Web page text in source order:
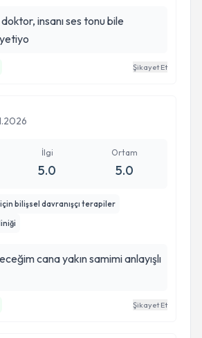
insanı ses tonu bile
Şikayet Et
İlgi
5.0
Ortam
5.0
bilişsel davranışçı terapiler
cana yakın samimi anlayışlı
Şikayet Et